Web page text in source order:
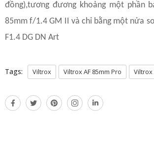
đồng),tương đương khoảng một phần
85mm f/1.4 GM II và chỉ bằng một nửa
F1.4 DG DN Art
Tags: Viltrox Viltrox AF 85mm Pro Viltrox